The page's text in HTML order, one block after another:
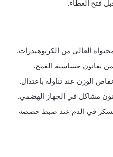
فتح الغطاء.
العالي من الكربوهيدرات.
يعانون حساسية القمح.
الوزن عند تناوله باعتدال.
مشاكل في الجهاز الهضمي.
في الدم عند ضبط حصصه